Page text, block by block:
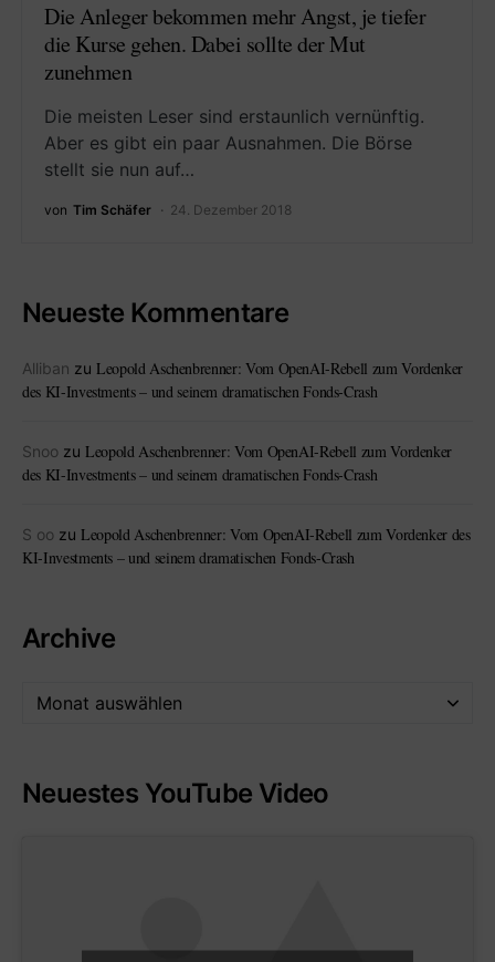
Die Anleger bekommen mehr Angst, je tiefer
die Kurse gehen. Dabei sollte der Mut
zunehmen
Die meisten Leser sind erstaunlich vernünftig.
Aber es gibt ein paar Ausnahmen. Die Börse
stellt sie nun auf…
von Tim Schäfer 24. Dezember 2018
Neueste Kommentare
Alliban zu Leopold Aschenbrenner: Vom OpenAI-Rebell zum Vordenker
des KI-Investments – und seinem dramatischen Fonds-Crash
Snoo zu Leopold Aschenbrenner: Vom OpenAI-Rebell zum Vordenker
des KI-Investments – und seinem dramatischen Fonds-Crash
S oo zu Leopold Aschenbrenner: Vom OpenAI-Rebell zum Vordenker des
KI-Investments – und seinem dramatischen Fonds-Crash
Archive
Neuestes YouTube Video